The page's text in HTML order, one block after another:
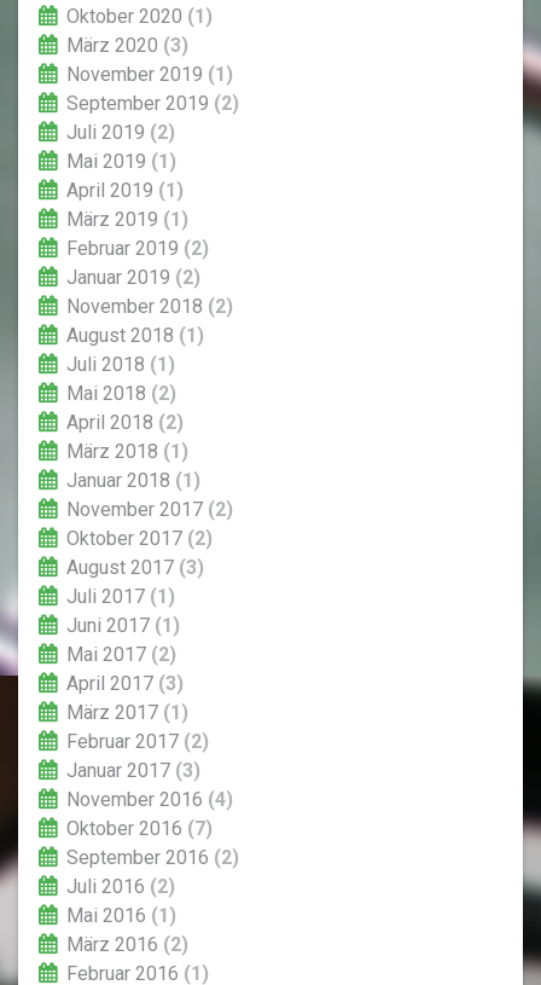
Oktober 2020 (1)
März 2020 (3)
November 2019 (1)
September 2019 (2)
Juli 2019 (2)
Mai 2019 (1)
April 2019 (1)
März 2019 (1)
Februar 2019 (2)
Januar 2019 (2)
November 2018 (2)
August 2018 (1)
Juli 2018 (1)
Mai 2018 (2)
April 2018 (2)
März 2018 (1)
Januar 2018 (1)
November 2017 (2)
Oktober 2017 (2)
August 2017 (3)
Juli 2017 (1)
Juni 2017 (1)
Mai 2017 (2)
April 2017 (3)
März 2017 (1)
Februar 2017 (2)
Januar 2017 (3)
November 2016 (4)
Oktober 2016 (7)
September 2016 (2)
Juli 2016 (2)
Mai 2016 (1)
März 2016 (2)
Februar 2016 (1)